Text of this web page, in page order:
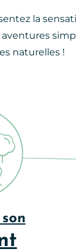
la
aventures
naturelles !